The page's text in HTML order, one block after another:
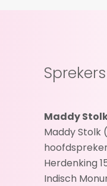
Maddy
Maddy Stolk
Herdenking
Indisch